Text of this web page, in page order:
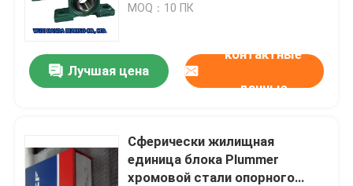
MOQ：10 ПК
Лучшая цена
контактные
данные
Сферически жилищная
единица блока Plummer
хромовой стали опорного